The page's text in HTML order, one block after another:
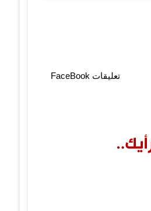
تعليقات FaceBook